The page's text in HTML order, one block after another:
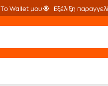
Το Wallet μου Εξέλιξη